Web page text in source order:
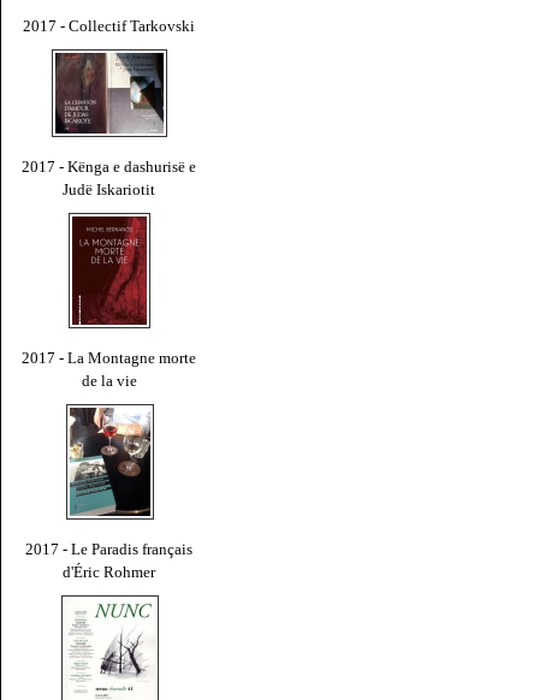
2017 - Collectif Tarkovski
2017 - Kënga e dashurisë e
Judë Iskariotit
2017 - La Montagne morte
de la vie
2017 - Le Paradis français
d'Éric Rohmer